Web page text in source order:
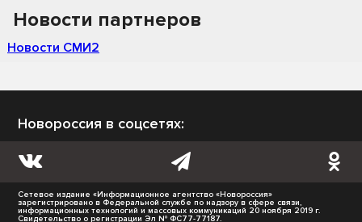
Новости партнеров
Новости СМИ2
Новороссия в соцсетях:
Сетевое издание «Информационное агентство «Новороссия»
зарегистрировано в Федеральной службе по надзору в сфере связи,
информационных технологий и массовых коммуникаций 20 ноября 2019 г.
Свидетельство о регистрации Эл № ФС77-77187.